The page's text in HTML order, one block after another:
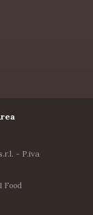
- P.iva
Food